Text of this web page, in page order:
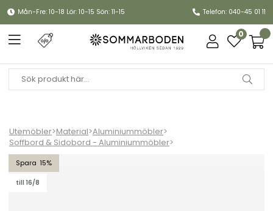
Mån-Fre: 10-18 Lör: 10-15 Sön: 11-15 Telefon: 040-45 01 11
0
Utemöbler>Material>Aluminiummöbler>
Soffbord & Sidobord - Aluminiummöbler>
15
till 16/8
Twist soffbordunderrede stor - lava grey